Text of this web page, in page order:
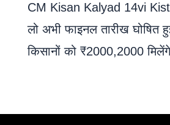
CM Kisan Kalyad 14vi
लो अभी फाइनल तारीख घोषित
किसानों को ₹2000,2000